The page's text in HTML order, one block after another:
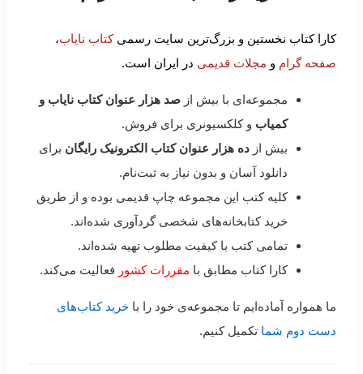
کارا کتاب نخستین و بزرگ‌ترین سایت رسمیکتاب نایاب،
صفحه گرام و مجلات قدیمی در ایران است.
مجموعه‌ای با بیش از صد هزار عنوان کتاب نایاب و
کمیاب و کلکسیونری برای فروش.
بیش از ده هزار عنوان کتاب الکترونیک رایگان برای
دانلود آسان و بدون نیاز به ثبت‌نام.
کلیه کتب این مجموعه چاپ قدیمی بوده و از طریق
خرید کتابخانه‌های شخصی گردآوری شده‌اند.
تمامی کتب با کیفیت مطلوب تهیه شده‌اند.
کارا کتاب مطابق با مقررات کشور فعالیت می‌کند.
ما همواره آماده‌ایم تا مجموعه‌ی خود را با خرید کتاب‌های
دست دوم شما تکمیل کنیم.